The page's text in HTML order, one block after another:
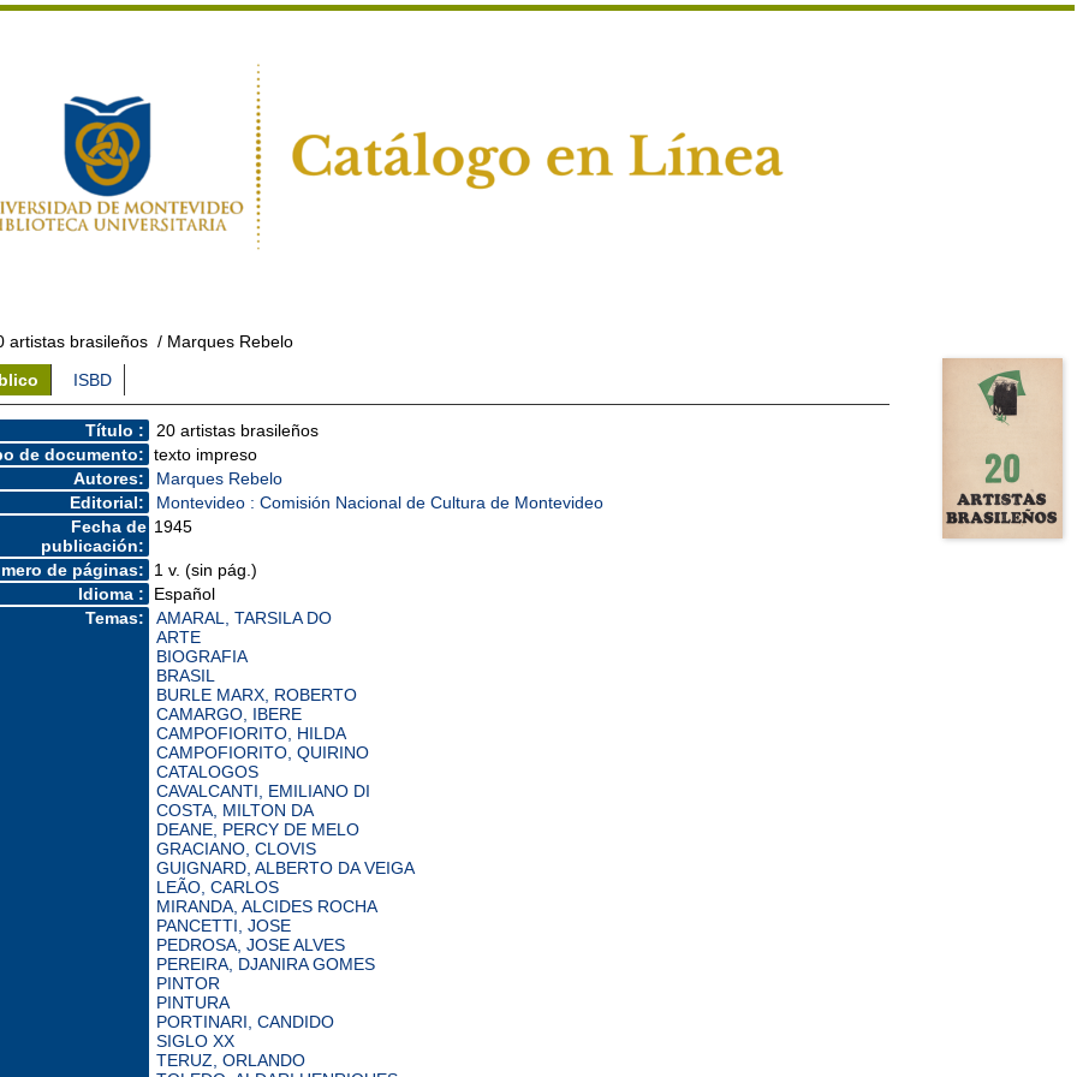
artistas brasileños / Marques Rebelo
ISBD
Título :
20 artistas brasileños
de documento: texto impreso
Autores:
Marques Rebelo
Editorial:
Montevideo : Comisión Nacional de Cultura de Montevideo
Fecha de
publicación:
1945
de páginas:
1 v. (sin pág.)
Idioma :
Español
Temas:
AMARAL, TARSILA DO
ARTE
BIOGRAFIA
BRASIL
BURLE MARX, ROBERTO
CAMARGO, IBERE
CAMPOFIORITO, HILDA
CAMPOFIORITO, QUIRINO
CATALOGOS
CAVALCANTI, EMILIANO DI
COSTA, MILTON DA
DEANE, PERCY DE MELO
GRACIANO, CLOVIS
GUIGNARD, ALBERTO DA VEIGA
LEÃO, CARLOS
MIRANDA, ALCIDES ROCHA
PANCETTI, JOSE
PEDROSA, JOSE ALVES
PEREIRA, DJANIRA GOMES
PINTOR
PINTURA
PORTINARI, CANDIDO
SIGLO XX
TERUZ, ORLANDO